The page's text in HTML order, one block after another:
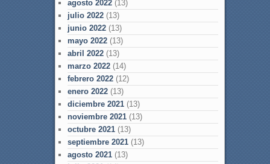
agosto 2022(13)
julio 2022(13)
junio 2022(13)
mayo 2022(13)
abril 2022(13)
marzo 2022(14)
febrero 2022(12)
enero 2022(13)
diciembre 2021(13)
noviembre 2021(13)
octubre 2021(13)
septiembre 2021(13)
agosto 2021(13)